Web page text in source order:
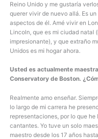
Reino Unido y me gustaría
querer vivir de nuevo allá. Es
aspectos de él. Amé vivir en
Lincoln, que es mi ciudad natal
impresionante), y que extraño
Unidos es mi hogar ahora.
Usted es actualmente
Conservatory de Boston.
Realmente amo enseñar.
lo largo de mi carrera he
representaciones, por lo que
cantantes. Yo tuve un solo
maestro desde los 17 años